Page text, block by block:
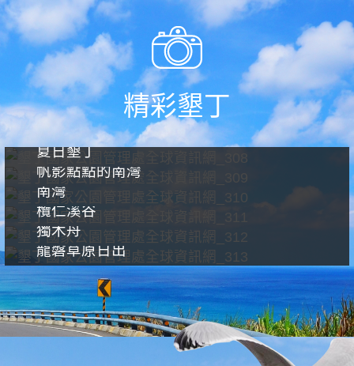
精彩墾丁
夏日墾丁
帆影點點的南灣
南灣
欖仁溪谷
獨木舟
龍磐草原日出